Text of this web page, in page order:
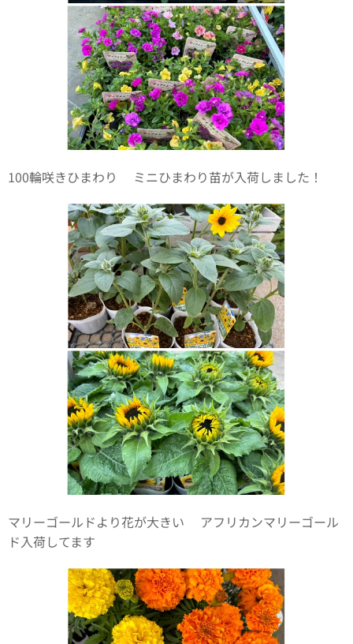
100輪咲きひまわり🌻ミニひまわり苗が入荷しました！
マリーゴールドより花が大きい🌼アフリカンマリーゴール
ド入荷してます